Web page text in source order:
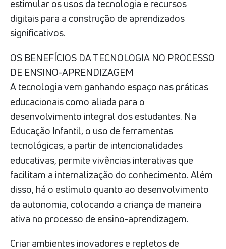
estimular os usos da tecnologia e recursos
digitais para a construção de aprendizados
significativos.
OS BENEFÍCIOS DA TECNOLOGIA NO PROCESSO
DE ENSINO-APRENDIZAGEM
A tecnologia vem ganhando espaço nas práticas
educacionais como aliada para o
desenvolvimento integral dos estudantes. Na
Educação Infantil, o uso de ferramentas
tecnológicas, a partir de intencionalidades
educativas, permite vivências interativas que
facilitam a internalização do conhecimento. Além
disso, há o estímulo quanto ao desenvolvimento
da autonomia, colocando a criança de maneira
ativa no processo de ensino-aprendizagem.
Criar ambientes inovadores e repletos de